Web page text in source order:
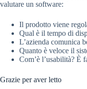
valutare un software:
Il prodotto viene
Qual è il tempo di
L’azienda comunica
Quanto è veloce il
Com’è l’usabilità? È
Grazie per aver letto